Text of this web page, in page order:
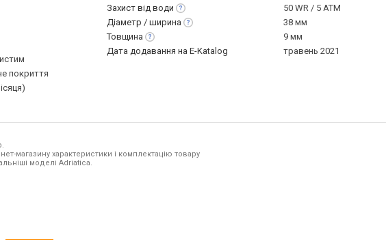
покриття
Захист від води
50 WR / 5 ATM
Діаметр / ширина
38 мм
Товщина
9 мм
Дата додавання на E-Katalog
травень 2021
магазину характеристики і комплектацію товару
моделі Adriatica.